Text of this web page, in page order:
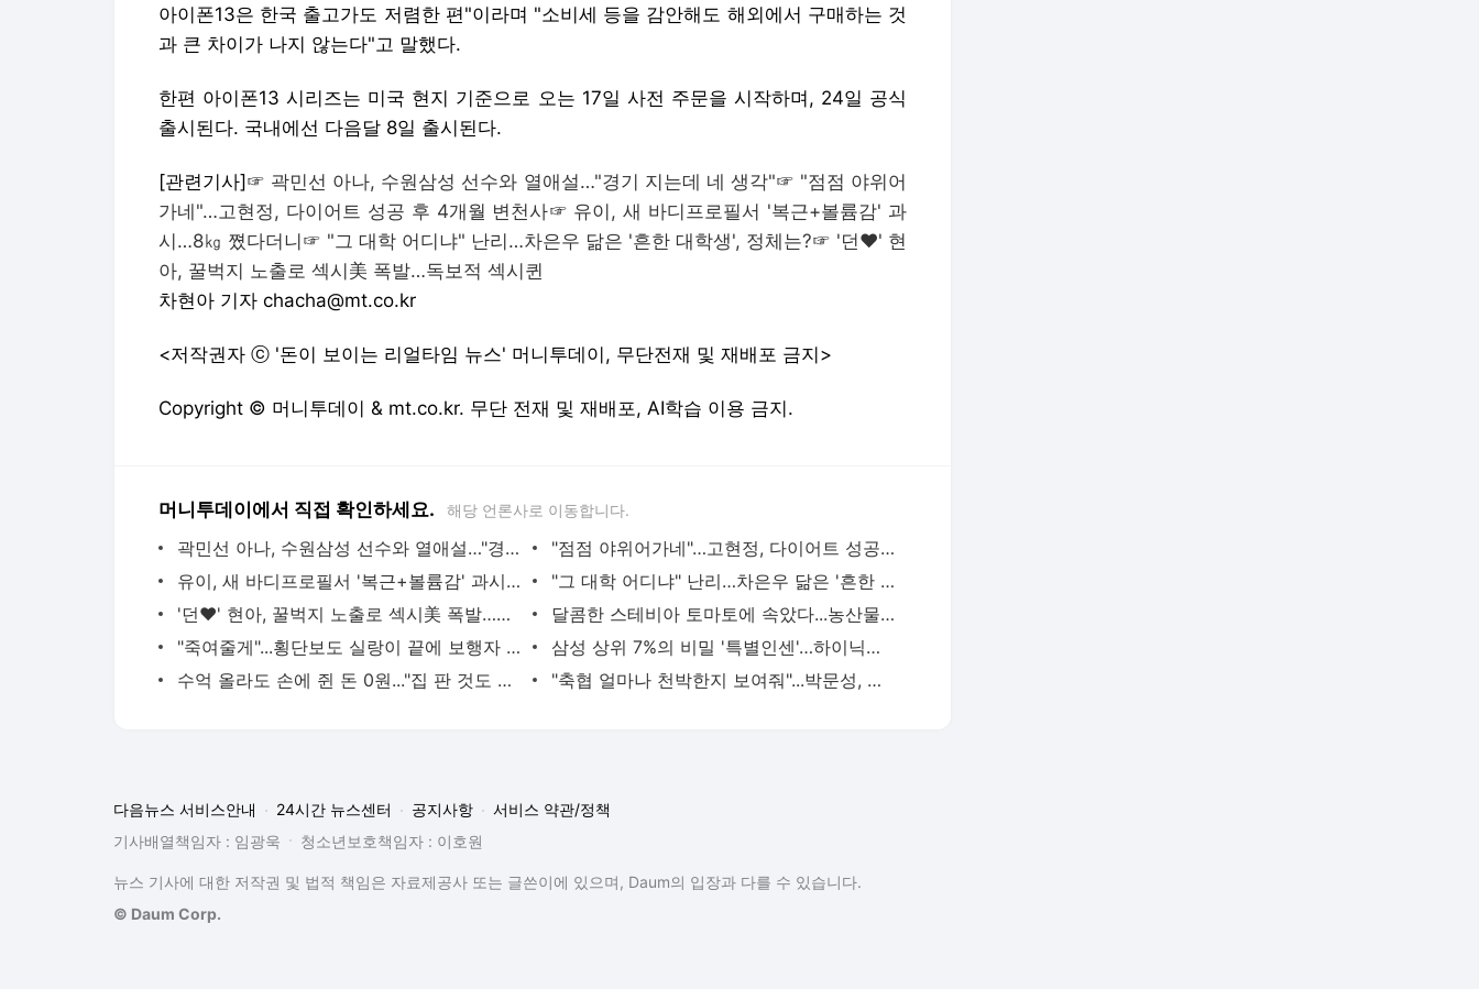
아이폰13은 한국 출고가도 저렴한 편"이라며 "소비세 등을 감안해도 해외에서 구매하는 것
과 큰 차이가 나지 않는다"고 말했다.
한편 아이폰13 시리즈는 미국 현지 기준으로 오는 17일 사전 주문을 시작하며, 24일 공식
출시된다. 국내에선 다음달 8일 출시된다.
[관련기사]☞ 곽민선 아나, 수원삼성 선수와 열애설…"경기 지는데 네 생각"☞ "점점 야위어
가네"…고현정, 다이어트 성공 후 4개월 변천사☞ 유이, 새 바디프로필서 '복근+볼륨감' 과
시…8㎏ 쪘다더니 ☞ "그 대학 어디냐" 난리…차은우 닮은 '흔한 대학생', 정체는?☞ '던♥' 현
아, 꿀벅지 노출로 섹시美 폭발…독보적 섹시퀸
차현아 기자 chacha@mt.co.kr
<저작권자 ⓒ '돈이 보이는 리얼타임 뉴스' 머니투데이, 무단전재 및 재배포 금지>
Copyright © 머니투데이 & mt.co.kr. 무단 전재 및 재배포, AI학습 이용 금지.
머니투데이에서 직접 확인하세요. 해당 언론사로 이동합니다.
곽민선 아나, 수원삼성 선수와 열애설…"경기 지는데 네 생각" - 머니투데이
"점점 야위어가네"…고현정, 다이어트 성공 후 4개월 변천사 - 머니투데이
유이, 새 바디프로필서 '복근+볼륨감' 과시…8㎏ 쪘다더니 - 머니투데이
"그 대학 어디냐" 난리…차은우 닮은 '흔한 대학생', 정체는? - 머니투데이
'던♥' 현아, 꿀벅지 노출로 섹시美 폭발…독보적 섹시퀸 - 머니투데이
달콤한 스테비아 토마토에 속았다...농산물 아닌 '가공식품' - 머니투데이
"죽여줄게"...횡단보도 실랑이 끝에 보행자 들이받은 운전자 - 머니투데이
삼성 상위 7%의 비밀 '특별인센'…하이닉스 블랙홀 막을까 - 머니투데이
수억 올라도 손에 쥔 돈 0원..."집 판 것도 아닌데" 1주택자 불만 터졌다 - 머니투데이
"축협 얼마나 천박한지 보여줘"...박문성, 심판 성접대 스캔들에 폭발 - 머니투데이
다음뉴스 서비스안내 24시간 뉴스센터 공지사항
서비스 약관/정책
기사배열책임자 : 임광욱
청소년보호책임자 : 이호원
뉴스 기사에 대한 저작권 및 법적 책임은 자료제공사 또는 글쓴이에 있으며, Daum의 입장과 다를 수 있습니다.
© Daum Corp.